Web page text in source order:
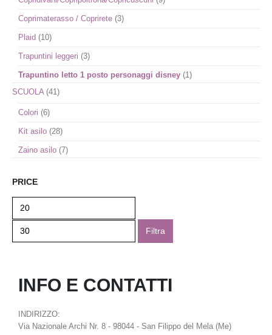
Coprimaterasso / Coprirete (3)
Plaid (10)
Trapuntini leggeri (3)
Trapuntino letto 1 posto personaggi disney (1)
SCUOLA (41)
Colori (6)
Kit asilo (28)
Zaino asilo (7)
PRICE
Filtra
INFO E CONTATTI
INDIRIZZO:
Via Nazionale Archi Nr. 8 - 98044 - San Filippo del Mela (Me)